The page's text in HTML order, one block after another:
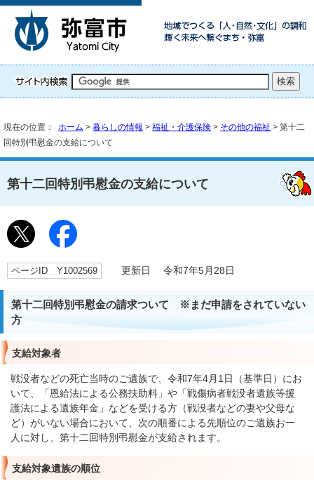
現在の位置： ホーム > 暮らしの情報 > 福祉・介護保険 > その他の福祉 > 第十二
回特別弔慰金の支給について
第十二回特別弔慰金の支給について
ページID Y1002569 更新日 令和7年5月28日
第十二回特別弔慰金の請求ついて ※まだ申請をされていない
方
支給対象者
戦没者などの死亡当時のご遺族で、令和7年4月1日（基準日）にお
いて、「恩給法による公務扶助料」や「戦傷病者戦没者遺族等援
護法による遺族年金」などを受ける方（戦没者などの妻や父母な
ど）がいない場合において、次の順番による先順位のご遺族お一
人に対し、第十二回特別弔慰金が支給されます。
支給対象遺族の順位